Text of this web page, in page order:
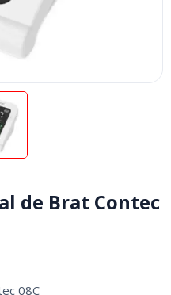
de Brat Contec
08C